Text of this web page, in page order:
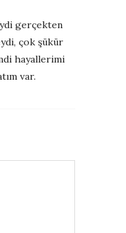
gerçekten
çok şükür
hayallerimi
var.